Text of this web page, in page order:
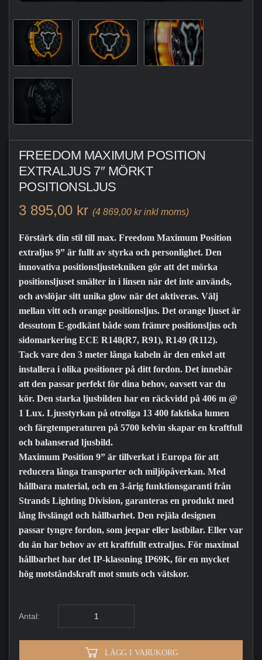
FREEDOM MAXIMUM POSITION
EXTRALJUS 7″ MÖRKT
POSITIONSLJUS
3 895,00 kr (4 869,00 kr inkl moms)
Förstärk din stil till max. Freedom Maximum Position
extraljus 9” är fullt av styrka och personlighet. Den
innovativa positionsljustekniken gör att det mörka
positionsljuset smälter in i linsen när det inte används,
och avslöjar sitt unika glow när det aktiveras. Välj
mellan vitt och orange positionsljus. Det orange ljuset är
dessutom E-godkänt både som främre positionsljus och
sidomarkering ECE R148(R7, R91), R149 (R112).
Tack vare den 3 meter långa kabeln är den enkel att
installera i olika positioner på ditt fordon. Det innebär
att den passar perfekt för dina behov, oavsett var du
kör. Den starka ljusbilden har en räckvidd på 406 m @
1 Lux. Ljusstyrkan på otroliga 13 400 faktiska lumen
och färgtemperaturen på 5700 kelvin skapar en kraftfull
och balanserad ljusbild.
Maximum Position 9” är tillverkat i Europa för att
reducera långa transporter och miljöpåverkan. Med
hållbara material, och en 3-årig funktionsgaranti från
Strands Lighting Division, garanteras en produkt med
lång livslängd och hållbarhet. Den rejäla designen
passar tyngre fordon, som jeepar eller lastbilar. Eller var
du än har behov av ett kraftfullt extraljus. För maximal
hållbarhet har det IP-klassning IP69K, för en mycket
hög motståndskraft mot smuts och vätskor.
Antal:
LÄGG I VARUKORG